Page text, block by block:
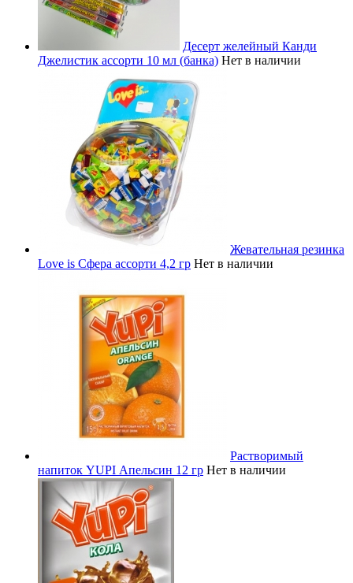
Десерт желейный Канди
Джелистик ассорти 10 мл (банка) Нет в наличии
Жевательная резинка
Love is Сфера ассорти 4,2 гр Нет в наличии
Растворимый
напиток YUPI Апельсин 12 гр Нет в наличии